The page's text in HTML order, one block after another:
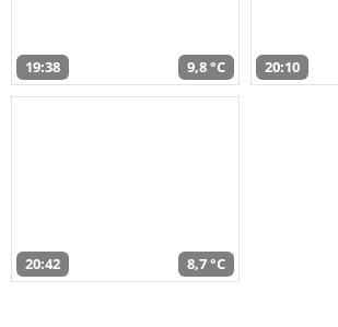
19:38 9,8 °C 20:10
20:42 8,7 °C